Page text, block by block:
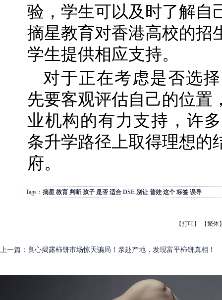
验，学生可以及时了解自
摘星教育对香港高校的招
学生提供相应支持。
对于正在考虑是否选
先要客观评估自己的位置
业机构的有力支持，许
条升学路径上取得理想的
府。
Tags： 摘星 教育 判断 孩子 是否 适合 DSE 别让 普娃 这个 标签 误导
【打印 】 【繁体
上一篇 ： 良心揭露柿饼市场惊天骗局！亲赴产地，发现富平柿饼真相！